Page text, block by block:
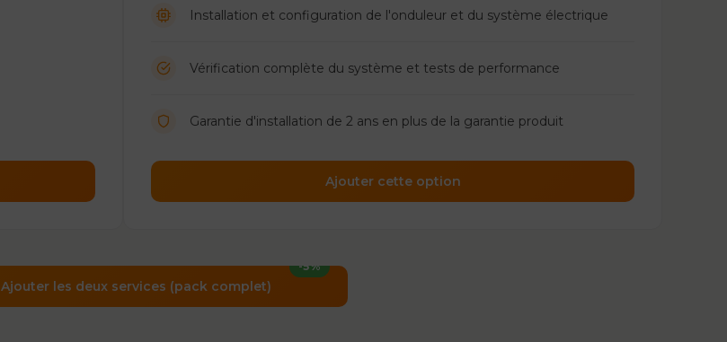
Installation et configuration de l'onduleur et du système électrique
Vérification complète du système et tests de performance
Garantie d'installation de 2 ans en plus de la garantie produit
Ajouter cette option
Ajouter les deux services (pack complet)
-5%